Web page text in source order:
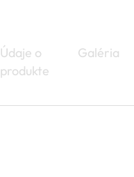
Údaje o
produkte
Galéria